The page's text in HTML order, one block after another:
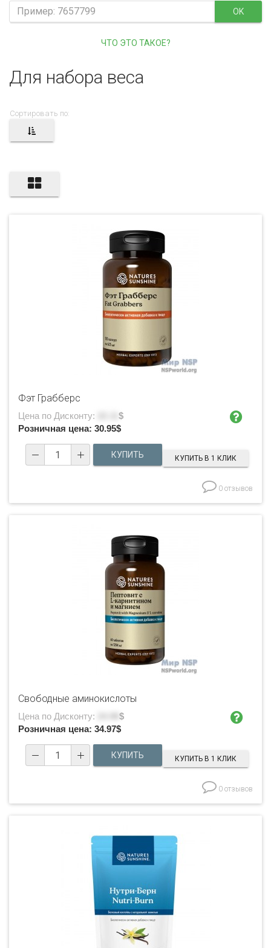
Для набора веса
Сортировать по:
Фэт Грабберс
Цена по Дисконту:
$
Розничная цена: 30.95$
КУПИТЬ В 1 КЛИК
0 отзывов
Свободные аминокислоты
Цена по Дисконту:
$
Розничная цена: 34.97$
КУПИТЬ В 1 КЛИК
0 отзывов
OK
ЧТО ЭТО ТАКОЕ?